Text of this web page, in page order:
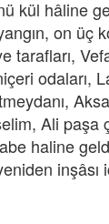
kül hâline
on üç
tarafları,
odaları,
Ali paşa
haline
inşâsı